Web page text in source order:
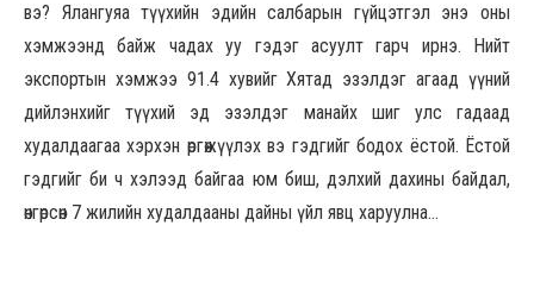
вэ? Ялангуяа түүхийн эдийн салбарын гүйцэтгэл энэ оны
хэмжээнд байж чадах уу гэдэг асуулт гарч ирнэ. Нийт
экспортын хэмжээ 91.4 хувийг Хятад эзэлдэг агаад үүний
дийлэнхийг түүхий эд эзэлдэг манайх шиг улс гадаад
худалдаагаа хэрхэн өргөжүүлэх вэ гэдгийг бодох ёстой. Ёстой
гэдгийг би ч хэлээд байгаа юм биш, дэлхий дахины байдал,
өнгөрсөн 7 жилийн худалдааны дайны үйл явц харуулна...